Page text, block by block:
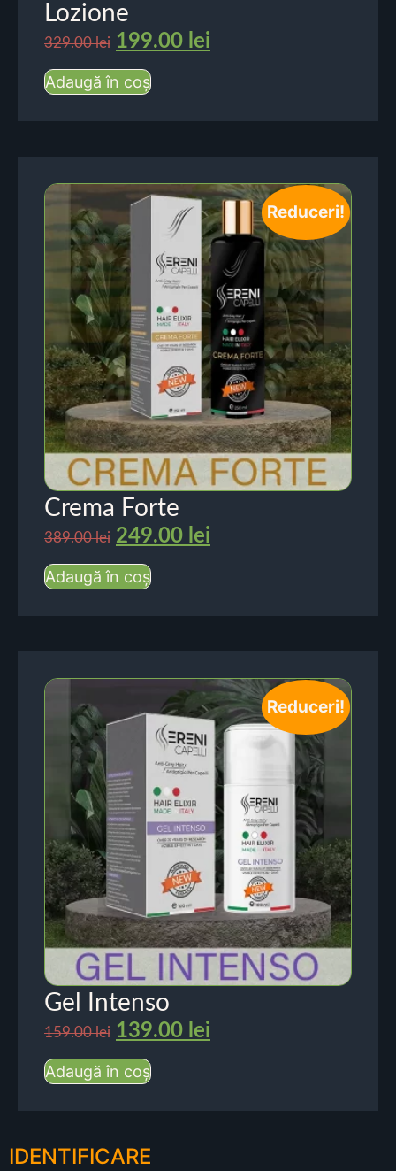
Lozione
329.00lei 199.00 lei
Adaugă în coș
Reduceri!
Crema Forte
389.00lei 249.00 lei
Adaugă în coș
Reduceri!
Gel Intenso
159.00lei 139.00 lei
Adaugă în coș
IDENTIFICARE